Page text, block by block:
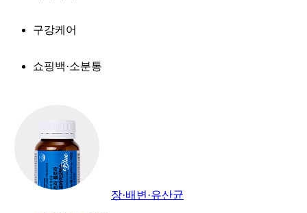
구강케어
쇼핑백·소분통
장·배변·유산균